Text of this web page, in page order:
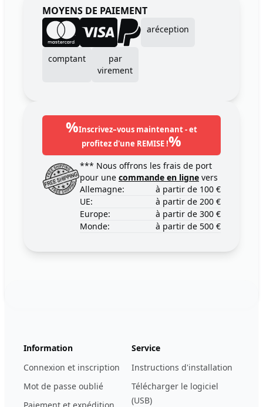
MOYENS DE PAIEMENT
aréception
comptant
par
virement
%Inscrivez–vous maintenant - et
profitez d'une REMISE !%
*** Nous offrons les frais de port
pour une commande en ligne vers
Allemagne:
à partir de 100 €
UE:
à partir de 200 €
Europe:
à partir de 300 €
Monde:
à partir de 500 €
Information
Connexion et inscription
Mot de passe oublié
Service
Instructions d'installation
Télécharger le logiciel
(USB)